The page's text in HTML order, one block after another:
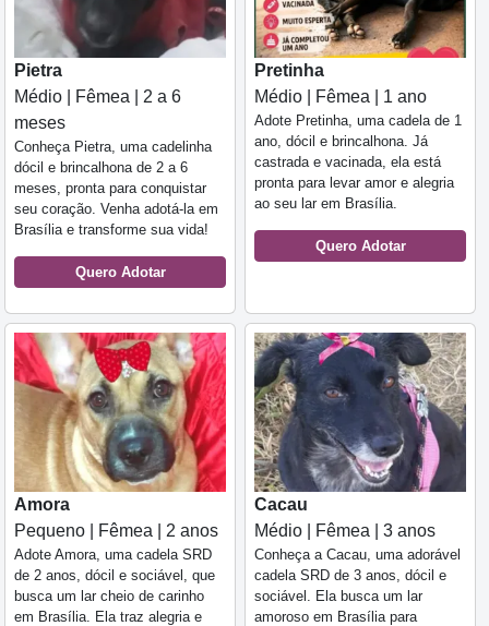
Pietra
Médio | Fêmea | 2 a 6
meses
Conheça Pietra, uma cadelinha
dócil e brincalhona de 2 a 6
meses, pronta para conquistar
seu coração. Venha adotá-la em
Brasília e transforme sua vida!
Quero Adotar
Pretinha
Médio | Fêmea | 1 ano
Adote Pretinha, uma cadela de 1
ano, dócil e brincalhona. Já
castrada e vacinada, ela está
pronta para levar amor e alegria
ao seu lar em Brasília.
Quero Adotar
Amora
Pequeno | Fêmea | 2 anos
Adote Amora, uma cadela SRD
de 2 anos, dócil e sociável, que
busca um lar cheio de carinho
em Brasília. Ela traz alegria e
Cacau
Médio | Fêmea | 3 anos
Conheça a Cacau, uma adorável
cadela SRD de 3 anos, dócil e
sociável. Ela busca um lar
amoroso em Brasília para